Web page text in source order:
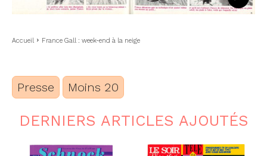
Accueil France Gall : week-end à la neige
Presse Moins 20
DERNIERS ARTICLES AJOUTÉS